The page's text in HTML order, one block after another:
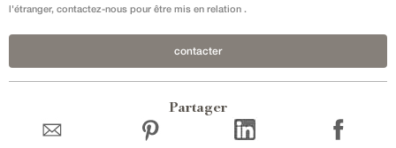
l'étranger, contactez-nous pour être mis en relation .
contacter
Partager